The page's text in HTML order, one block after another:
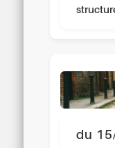
du